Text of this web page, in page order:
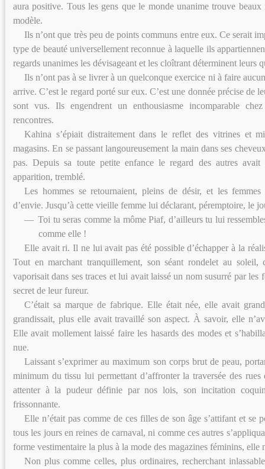
aura positive. Tous les gens que le monde unanime trouve beaux
modèle.
Ils n’ont que très peu de points communs entre eux. Ce serait
type de beauté universellement reconnue à laquelle ils
regards unanimes les dévisageant et les cloîtrant déterminent leurs
Ils n’ont pas à se livrer à un quelconque exercice ni à faire
arrive. C’est le regard porté sur eux. C’est une donnée précise de
sont vus. Ils engendrent un enthousiasme incomparable
rencontres.
Kahina s’épiait distraitement dans le reflet des vitrines et
magasins. En se passant langoureusement la main dans ses
pas. Depuis sa toute petite enfance le regard des autres
apparition, tremblé.
Les hommes se retournaient, pleins de désir, et les femmes
d’envie. Jusqu’à cette vieille femme lui déclarant, péremptoire, le
— Toi tu seras comme la môme Piaf, d’ailleurs tu lui
comme elle !
Elle avait ri. Il ne lui avait pas été possible d’échapper à la
Tout en marchant tranquillement, son séant rondelet au soleil,
vaporisait dans ses traces et lui avait laissé un nom susurré par les
secret de leur fureur.
C’était sa marque de fabrique. Elle était née, elle avait
grandissait, plus elle avait travaillé son aspect. À savoir, elle
Elle avait mollement laissé faire les hasards des modes et
nue.
Laissant s’exprimer au maximum son corps brut de peau,
minimum du tissu lui permettant d’affronter la traversée des rues
attenter à la pudeur définie par nos lois, son incitation
frissonnante.
Elle n’était pas comme de ces filles de son âge s’attifant et se
tous les jours en reines de carnaval, ni comme ces autres
forme vestimentaire la plus à la mode des magazines féminins, elle
Non plus comme celles, plus ordinaires, recherchant